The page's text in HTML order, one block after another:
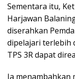
Sementara itu,
Harjawan
diserahkan
dipelajari terlebih
TPS 3R dapat
Ia menambahkan